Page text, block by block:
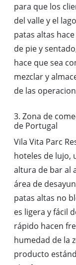
para que los
del valle y el
patas altas
de pie y
hace que sea
mezclar y
de las
3. Zona de
de Portugal
Vila Vita Parc
hoteles de lujo,
altura de bar al
área de
patas altas no
es ligera y fácil
rápido hacen
humedad de la
producto